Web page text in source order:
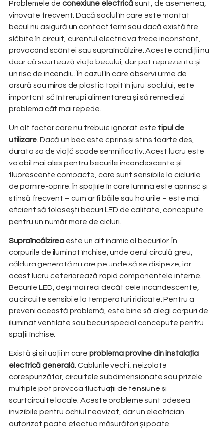
Problemele de conexiune electricăsunt, de asemenea,
vinovate frecvent. Dacă soclul în care este montat
becul nu asigură un contact ferm sau dacă există fire
slăbite în circuit, curentul electric va trece inconstant,
provocând scântei sau supraîncălzire. Aceste condiții nu
doar că scurtează viața becului, dar pot reprezenta și
un risc de incendiu. În cazul în care observi urme de
arsură sau miros de plastic topit în jurul soclului, este
important să întrerupi alimentarea și să remediezi
problema cât mai repede.
Un alt factor care nu trebuie ignorat este tipul de
utilizare. Dacă un bec este aprins și stins foarte des,
durata sa de viață scade semnificativ. Acest lucru este
valabil mai ales pentru becurile incandescente și
fluorescente compacte, care sunt sensibile la ciclurile
de pornire-oprire. În spațiile în care lumina este aprinsă și
stinsă frecvent – cum ar fi băile sau holurile – este mai
eficient să folosești becuri LED de calitate, concepute
pentru un număr mare de cicluri.
Supraîncălzireaeste un alt inamic al becurilor. În
corpurile de iluminat închise, unde aerul circulă greu,
căldura generată nu are pe unde să se disipeze, iar
acest lucru deteriorează rapid componentele interne.
Becurile LED, deși mai reci decât cele incandescente,
au circuite sensibile la temperaturi ridicate. Pentru a
preveni această problemă, este bine să alegi corpuri de
iluminat ventilate sau becuri special concepute pentru
spații închise.
Există și situații în care problema provine din instalația
electrică generală. Cablurile vechi, neizolate
corespunzător, circuitele subdimensionate sau prizele
multiple pot provoca fluctuații de tensiune și
scurtcircuite locale. Aceste probleme sunt adesea
invizibile pentru ochiul neavizat, dar un electrician
autorizat poate efectua măsurători și poate